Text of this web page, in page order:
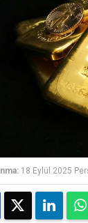
18 Eylül 2025